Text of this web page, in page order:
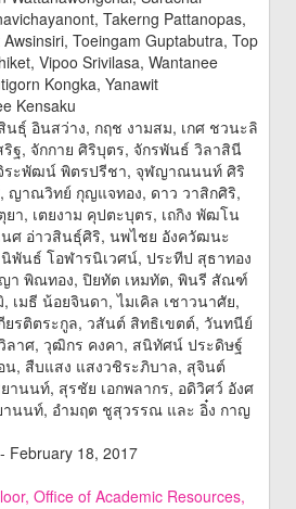
Takerng Pattanopas,
Toeingam Guptabutra, Top
Vipoo Srivilasa, Wantanee
Kongka, Yanawit
Kensaku
นธุ์ อินสว่าง, กฤช งามสม, เกศ ชวนะลิ
ฐ, จักกาย ศิริบุตร, จักรพันธ์ วิลาสินี
ระพัฒน์ พิตรปรีชา, จุฬญาณนนท์ ศิริ
ญาณวิทย์ กุญแจทอง, ดาว วาสิกศิริ,
า, เตยงาม คุปตะบุตร, เถกิง พัฒโน
นศ อ่าวสินธุ์ศิริ, นพไชย อังควัฒนะ
พันธ์ โอฬารนิเวศน์, ประทีป สุธาทอง
า พิณทอง, ปิยทัต เหมทัต, พินรี สัณฑ์
มธี น้อยจินดา, ไมเคิล เชาวนาศัย,
ยรติตระกูล, วสันต์ สิทธิเขตต์, วันทนีย์
าศ, วุฒิกร คงคา, สนิทัศน์ ประดิษฐ์
น, สืบแสง แสงวชิระภิบาล, สุจินต์
นนท์, สุรชัย เอกพลากร, อดิวิศว์ อังศ
นนท์, อำมฤต ชูสุวรรณ และ อิ๋ง กาญ
February 18, 2017
Office of Academic Resources,